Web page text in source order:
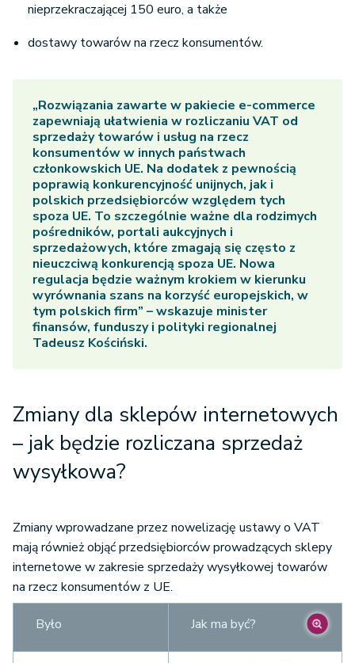
nieprzekraczającej 150 euro, a także
dostawy towarów na rzecz konsumentów.
„Rozwiązania zawarte w pakiecie e-commerce
zapewniają ułatwienia w rozliczaniu VAT od
sprzedaży towarów i usług na rzecz
konsumentów w innych państwach
członkowskich UE. Na dodatek z pewnością
poprawią konkurencyjność unijnych, jak i
polskich przedsiębiorców względem tych
spoza UE. To szczególnie ważne dla rodzimych
pośredników, portali aukcyjnych i
sprzedażowych, które zmagają się często z
nieuczciwą konkurencją spoza UE. Nowa
regulacja będzie ważnym krokiem w kierunku
wyrównania szans na korzyść europejskich, w
tym polskich firm” – wskazuje minister
finansów, funduszy i polityki regionalnej
Tadeusz Kościński.
Zmiany dla sklepów internetowych
– jak będzie rozliczana sprzedaż
wysyłkowa?
Zmiany wprowadzane przez nowelizację ustawy o VAT
mają również objąć przedsiębiorców prowadzących sklepy
internetowe w zakresie sprzedaży wysyłkowej towarów
na rzecz konsumentów z UE.
Było Jak ma być?